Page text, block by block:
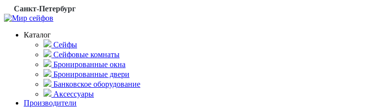
Санкт-Петербург
Каталог
Сейфы
Сейфовые комнаты
Бронированные окна
Бронированные двери
Банковское оборудование
Аксессуары
Производители